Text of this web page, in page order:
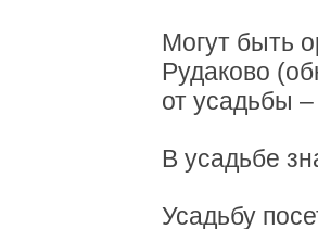
Могут быть
Рудаково
от усадьбы
В усадьбе
Усадьбу